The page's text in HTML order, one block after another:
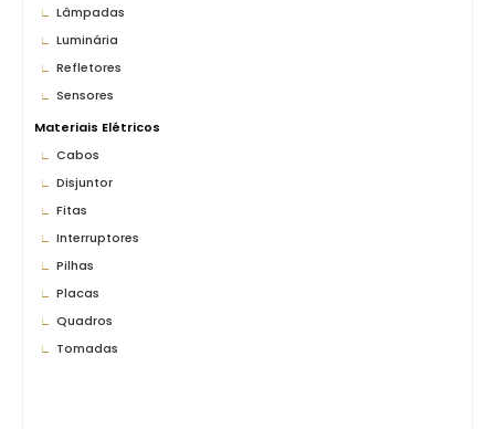
Lâmpadas
Luminária
Refletores
Sensores
Materiais Elétricos
Cabos
Disjuntor
Fitas
Interruptores
Pilhas
Placas
Quadros
Tomadas